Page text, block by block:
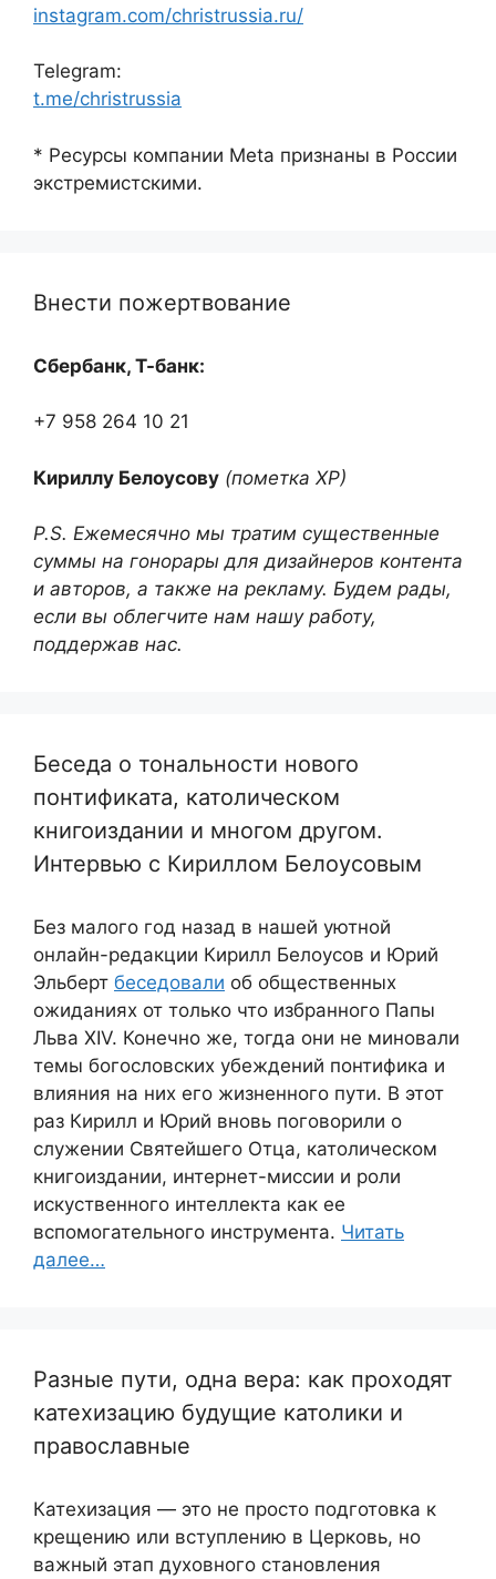
instagram.com/christrussia.ru/
Telegram:
t.me/christrussia
* Ресурсы компании Meta признаны в России
экстремистскими.
Внести пожертвование
Сбербанк, Т-банк:
+7 958 264 10 21
Кириллу Белоусову (пометка ХР)
P.S. Ежемесячно мы тратим существенные
суммы на гонорары для дизайнеров контента
и авторов, а также на рекламу. Будем рады,
если вы облегчите нам нашу работу,
поддержав нас.
Беседа о тональности нового
понтификата, католическом
книгоиздании и многом другом.
Интервью с Кириллом Белоусовым
Без малого год назад в нашей уютной
онлайн-редакции Кирилл Белоусов и Юрий
Эльберт беседовали об общественных
ожиданиях от только что избранного Папы
Льва XIV. Конечно же, тогда они не миновали
темы богословских убеждений понтифика и
влияния на них его жизненного пути. В этот
раз Кирилл и Юрий вновь поговорили о
служении Святейшего Отца, католическом
книгоиздании, интернет-миссии и роли
искуственного интеллекта как ее
вспомогательного инструмента. Читать
далее…
Разные пути, одна вера: как проходят
катехизацию будущие католики и
православные
Катехизация — это не просто подготовка к
крещению или вступлению в Церковь, но
важный этап духовного становления